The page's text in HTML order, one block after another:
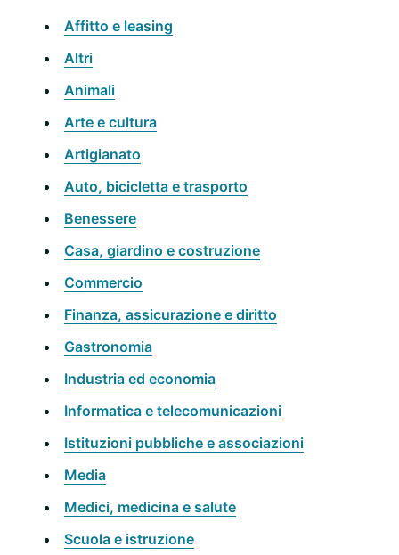
Affitto e leasing
Altri
Animali
Arte e cultura
Artigianato
Auto, bicicletta e trasporto
Benessere
Casa, giardino e costruzione
Commercio
Finanza, assicurazione e diritto
Gastronomia
Industria ed economia
Informatica e telecomunicazioni
Istituzioni pubbliche e associazioni
Media
Medici, medicina e salute
Scuola e istruzione